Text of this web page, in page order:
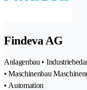
Findeva AG
Anlagenbau •
• Maschinenbau
• Automation